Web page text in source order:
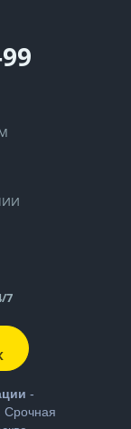
7
-
Срочная